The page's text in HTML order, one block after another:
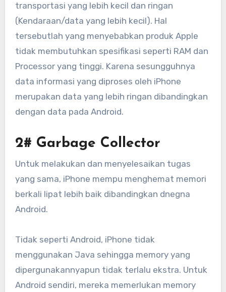
transportasi yang lebih kecil dan ringan
(Kendaraan/data yang lebih kecil). Hal
tersebutlah yang menyebabkan produk Apple
tidak membutuhkan spesifikasi seperti RAM dan
Processor yang tinggi. Karena sesungguhnya
data informasi yang diproses oleh iPhone
merupakan data yang lebih ringan dibandingkan
dengan data pada Android.
2# Garbage Collector
Untuk melakukan dan menyelesaikan tugas
yang sama, iPhone mempu menghemat memori
berkali lipat lebih baik dibandingkan dnegna
Android.
Tidak seperti Android, iPhone tidak
menggunakan Java sehingga memory yang
dipergunakannyapun tidak terlalu ekstra. Untuk
Android sendiri, mereka memerlukan memory